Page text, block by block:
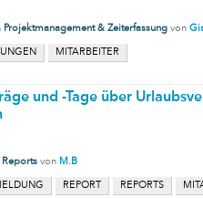
Projektmanagement & Zeiterfassung von
MITARBEITER
und -Tage über
Reports von M.B
REPORT REPORTS